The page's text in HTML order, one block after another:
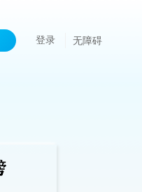
登录 无障碍